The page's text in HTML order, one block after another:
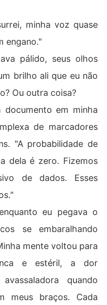
minha voz quase
engano."
pálido, seus olhos
brilho ali que eu não
Ou outra coisa?
documento em minha
de marcadores
"A probabilidade de
dela é zero. Fizemos
de dados. Esses
eu pegava o
se embaralhando
mente voltou para
e estéril, a dor
quando
meus braços. Cada